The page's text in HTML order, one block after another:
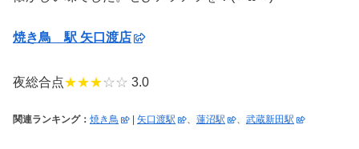
焼き鳥 駅 矢口渡店
夜総合点★★★☆☆ 3.0
関連ランキング： 焼き鳥 矢口渡駅 、 蓮沼駅 、 武蔵新田駅